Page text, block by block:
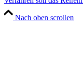
Nach oben scrollen